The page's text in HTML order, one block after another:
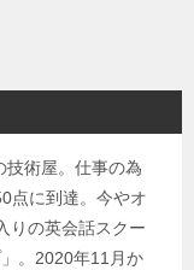
技術屋。仕事の為
点に到達。今やオ
りの英会話スクー
。2020年11月か